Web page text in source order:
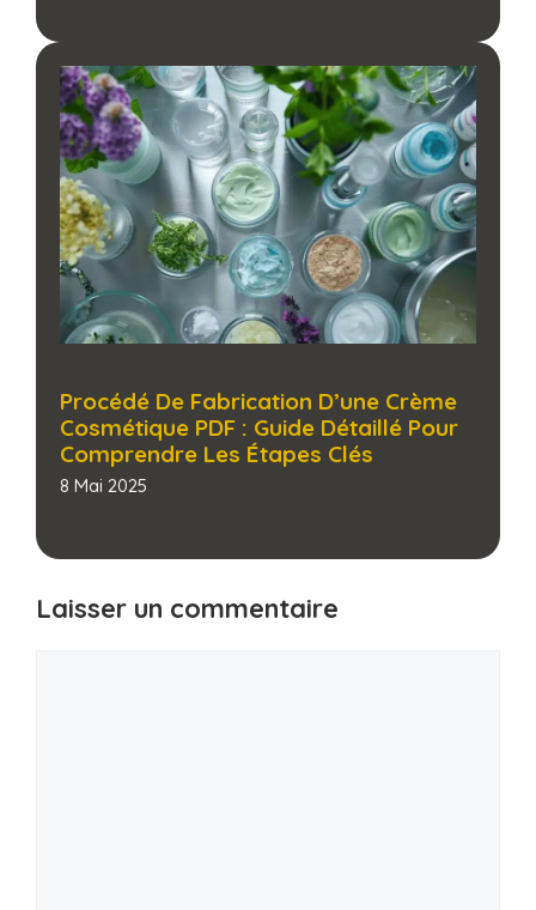
Procédé De Fabrication D’une Crème
Cosmétique PDF : Guide Détaillé Pour
Comprendre Les Étapes Clés​
8 Mai 2025
Laisser un commentaire